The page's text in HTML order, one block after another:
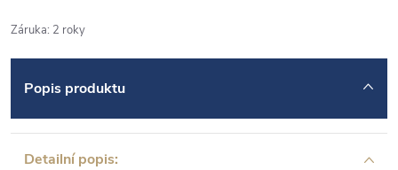
Záruka: 2 roky
Popis produktu
Detailní popis: